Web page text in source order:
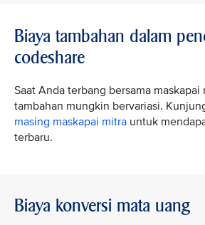
Biaya tambahan dalam
codeshare
Saat Anda terbang bersama maskapai
tambahan mungkin bervariasi.
masing maskapai mitra untuk
terbaru.
Biaya konversi mata uang